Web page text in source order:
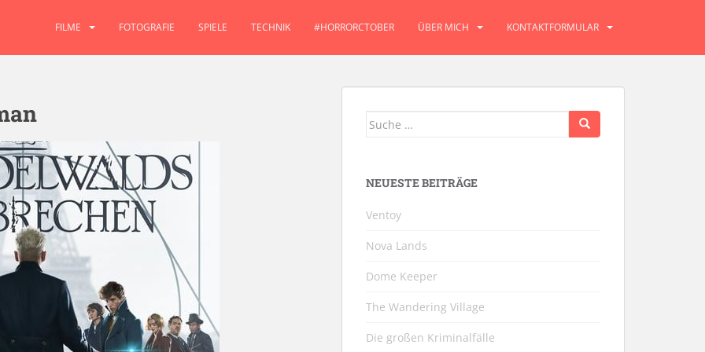
FILME FOTOGRAFIE SPIELE TECHNIK #HORRORCTOBER ÜBER MICH KONTAKTFORMULAR
Suche
NEUESTE BEITRÄGE
Ventoy
Nova Lands
Dome Keeper
The Wandering Village
Die großen Kriminalfälle